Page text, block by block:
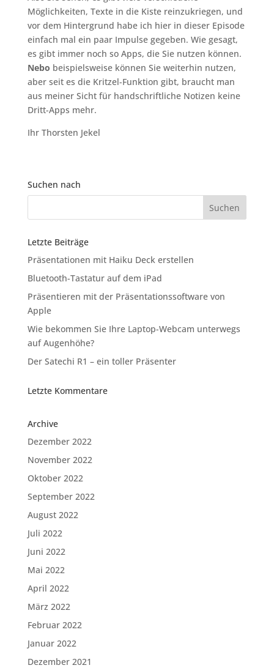
Möglichkeiten, Texte in die Kiste reinzukriegen, und
vor dem Hintergrund habe ich hier in dieser Episode
einfach mal ein paar Impulse gegeben. Wie gesagt,
es gibt immer noch so Apps, die Sie nutzen können.
Nebo beispielsweise können Sie weiterhin nutzen,
aber seit es die Kritzel-Funktion gibt, braucht man
aus meiner Sicht für handschriftliche Notizen keine
Dritt-Apps mehr.
Ihr Thorsten Jekel
Suchen nach
Letzte Beiträge
Präsentationen mit Haiku Deck erstellen
Bluetooth-Tastatur auf dem iPad
Präsentieren mit der Präsentationssoftware von
Apple
Wie bekommen Sie Ihre Laptop-Webcam unterwegs
auf Augenhöhe?
Der Satechi R1 – ein toller Präsenter
Letzte Kommentare
Archive
Dezember 2022
November 2022
Oktober 2022
September 2022
August 2022
Juli 2022
Juni 2022
Mai 2022
April 2022
März 2022
Februar 2022
Januar 2022
Dezember 2021